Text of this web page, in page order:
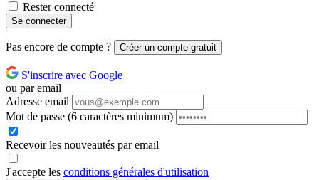
Rester connecté
Se connecter
Pas encore de compte ? Créer un compte gratuit
S'inscrire avec Google
ou par email
Adresse email
Mot de passe (6 caractères minimum)
Recevoir les nouveautés par email
J'accepte les conditions générales d'utilisation